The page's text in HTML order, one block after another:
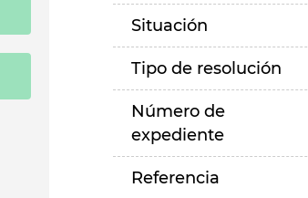
Situación
Tipo de resolución
Número de
expediente
Referencia